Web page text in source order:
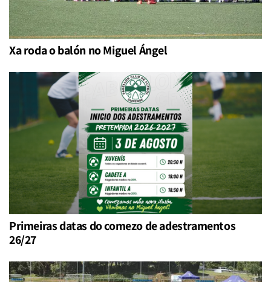
Xa roda o balón no Miguel Ángel
Primeiras datas do comezo de adestramentos
26/27